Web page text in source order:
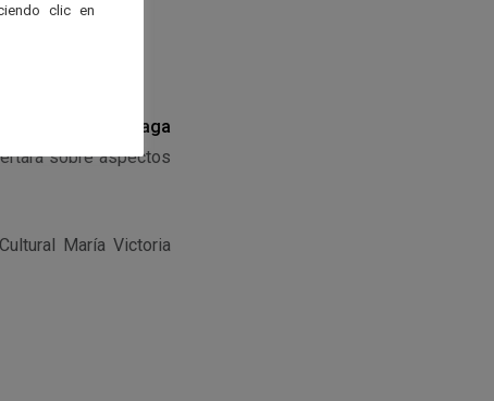
de Málaga
sobre aspectos
María Victoria
clic en